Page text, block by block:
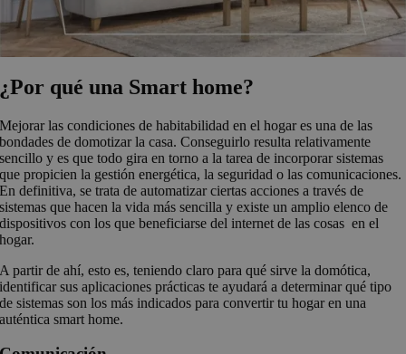
¿Por qué una Smart home?
Mejorar las condiciones de habitabilidad en el hogar es una de las
bondades de domotizar la casa. Conseguirlo resulta relativamente
sencillo y es que todo gira en torno a la tarea de incorporar sistemas
que propicien la gestión energética, la seguridad o las comunicaciones.
En definitiva, se trata de automatizar ciertas acciones a través de
sistemas que hacen la vida más sencilla y existe un amplio elenco de
dispositivos con los que beneficiarse del internet de las cosas en el
hogar.
A partir de ahí, esto es, teniendo claro para qué sirve la domótica,
identificar sus aplicaciones prácticas te ayudará a determinar qué tipo
de sistemas son los más indicados para convertir tu hogar en una
auténtica smart home.